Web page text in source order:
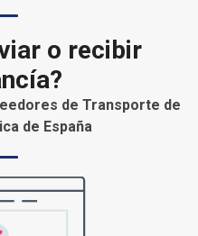
o recibir
de Transporte de
de España